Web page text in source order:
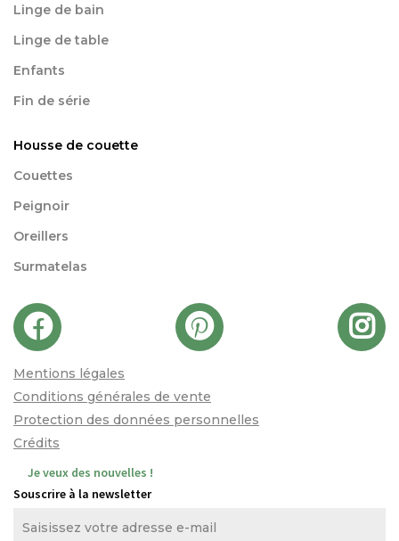
Linge de bain
Linge de table
Enfants
Fin de série
Housse de couette
Couettes
Peignoir
Oreillers
Surmatelas
Mentions légales
Conditions générales de vente
Protection des données personnelles
Crédits
Je veux des nouvelles !
Souscrire à la newsletter